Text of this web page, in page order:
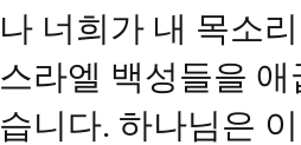
나 너희가 내 목소
스라엘 백성들을
습니다. 하나님은